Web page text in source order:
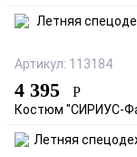
Артикул: 113184
4 395 Р
Костюм "СИРИУС-